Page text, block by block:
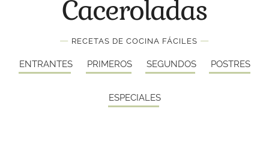
Caceroladas
— RECETAS DE COCINA FÁCILES —
ENTRANTES PRIMEROS SEGUNDOS POSTRES
ESPECIALES